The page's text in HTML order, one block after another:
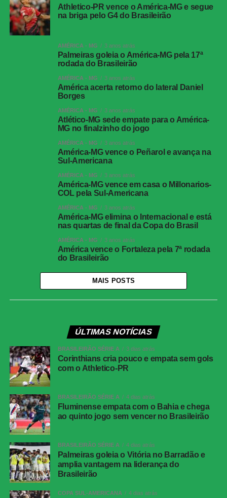
Athletico-PR vence o América-MG e segue
na briga pelo G4 do Brasileirão
AMÉRICA - MG 3 anos atrás
Palmeiras goleia o América-MG pela 17ª
rodada do Brasileirão
AMÉRICA - MG 3 anos atrás
América acerta retorno do lateral Daniel
Borges
AMÉRICA - MG 3 anos atrás
Atlético-MG sede empate para o América-
MG no finalzinho do jogo
AMÉRICA - MG 3 anos atrás
América-MG vence o Peñarol e avança na
Sul-Americana
AMÉRICA - MG 3 anos atrás
América-MG vence em casa o Millonarios-
COL pela Sul-Americana
AMÉRICA - MG 3 anos atrás
América-MG elimina o Internacional e está
nas quartas de final da Copa do Brasil
AMÉRICA - MG 3 anos atrás
América vence o Fortaleza pela 7ª rodada
do Brasileirão
MAIS POSTS
ÚLTIMAS NOTÍCIAS
BRASILEIRÃO SÉRIE A 3 dias atrás
Corinthians cria pouco e empata sem gols
com o Athletico-PR
BRASILEIRÃO SÉRIE A 4 dias atrás
Fluminense empata com o Bahia e chega
ao quinto jogo sem vencer no Brasileirão
BRASILEIRÃO SÉRIE A 4 dias atrás
Palmeiras goleia o Vitória no Barradão e
amplia vantagem na liderança do
Brasileirão
COPA SUL-AMERICANA 4 dias atrás